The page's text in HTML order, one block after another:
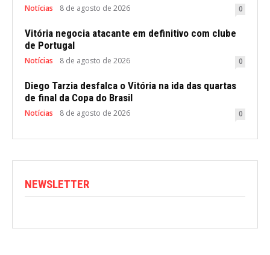
Notícias 8 de agosto de 2026 0
Vitória negocia atacante em definitivo com clube
de Portugal
Notícias 8 de agosto de 2026 0
Diego Tarzia desfalca o Vitória na ida das quartas
de final da Copa do Brasil
Notícias 8 de agosto de 2026 0
NEWSLETTER